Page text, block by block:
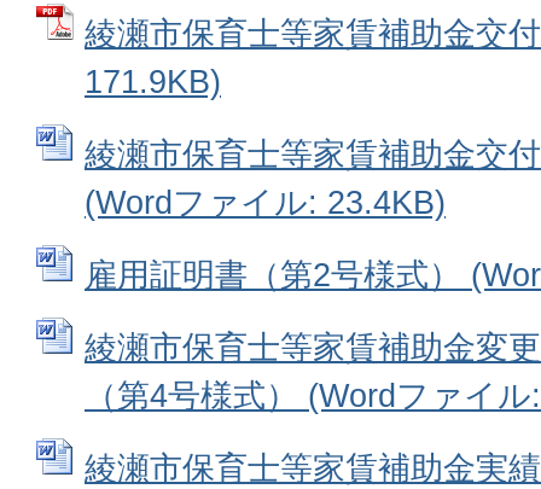
綾瀬市保育士等家賃補助金交
171.9KB)
綾瀬市保育士等家賃補助金交
(Wordファイル: 23.4KB)
雇用証明書（第2号様式）
綾瀬市保育士等家賃補助金変
（第4号様式） (Wordファイ
綾瀬市保育士等家賃補助金実